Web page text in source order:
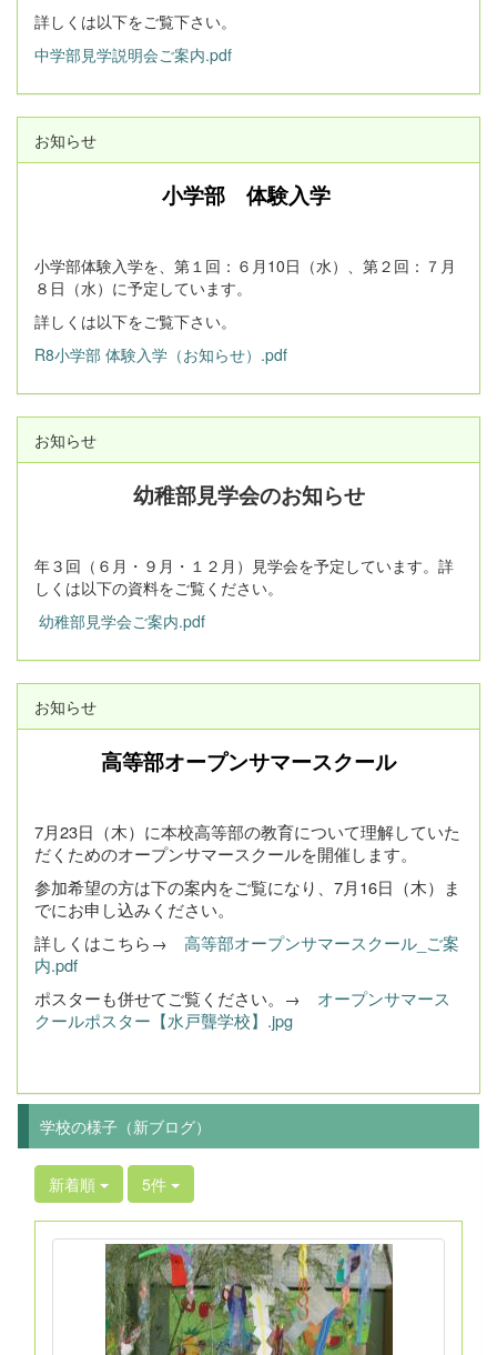
詳しくは以下をご覧下さい。
中学部見学説明会ご案内.pdf
お知らせ
小学部 体験入学
小学部体験入学を、第１回：６月10日（水）、第２回：７月
８日（水）に予定しています。
詳しくは以下をご覧下さい。
R8小学部 体験入学（お知らせ）.pdf
お知らせ
幼稚部見学会のお知らせ
年３回（６月・９月・１２月）見学会を予定しています。詳
しくは以下の資料をご覧ください。
幼稚部見学会ご案内.pdf
お知らせ
高等部オープンサマースクール
7月23日（木）に本校高等部の教育について理解していた
だくためのオープンサマースクールを開催します。
参加希望の方は下の案内をご覧になり、7月16日（木）ま
でにお申し込みください。
詳しくはこちら→ 高等部オープンサマースクール_ご案
内.pdf
ポスターも併せてご覧ください。→ オープンサマース
クールポスター【水戸聾学校】.jpg
学校の様子（新ブログ）
新着順 5件